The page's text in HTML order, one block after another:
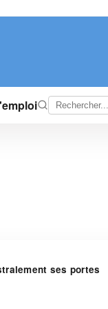
ses portes